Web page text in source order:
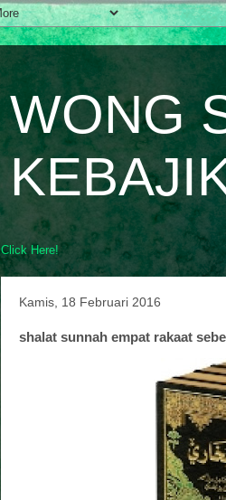
WONG
Click Here!
Kamis, 18 Februari 2016
shalat sunnah empat rakaat